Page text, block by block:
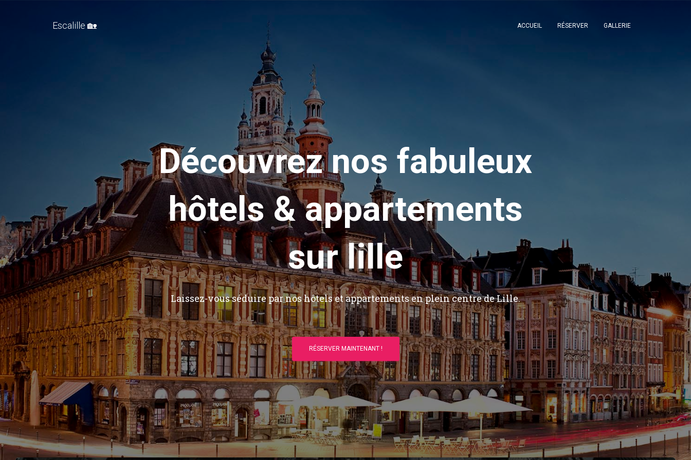
Escalille 🏡 ACCUEIL RÉSERVER GALLERIE
Découvrez nos fabuleux
hôtels & appartements
sur lille
Laissez-vous séduire par nos hôtels et appartements en plein centre de Lille.
RÉSERVER MAINTENANT !